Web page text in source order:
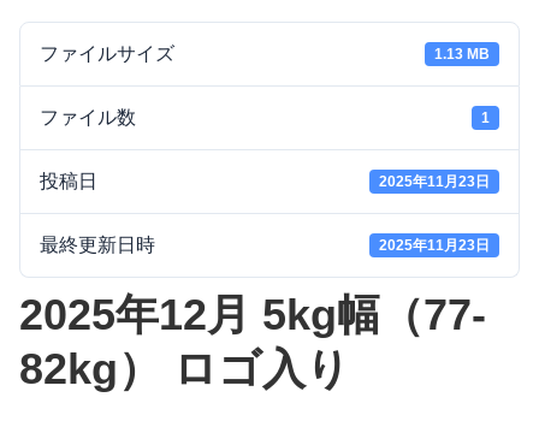
ファイルサイズ 1.13 MB
ファイル数 1
投稿日 2025年11月23日
最終更新日時 2025年11月23日
2025年12月 5kg幅（77-
82kg） ロゴ入り